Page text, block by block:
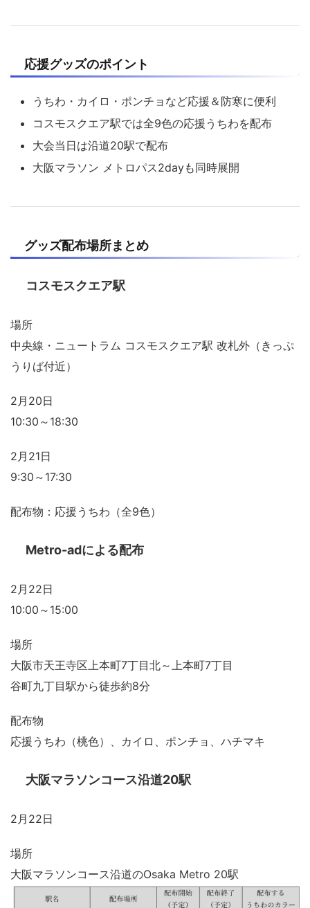
応援グッズのポイント
うちわ・カイロ・ポンチョなど応援＆防寒に便利
コスモスクエア駅では全9色の応援うちわを配布
大会当日は沿道20駅で配布
大阪マラソン メトロパス2dayも同時展開
グッズ配布場所まとめ
コスモスクエア駅
場所
中央線・ニュートラム コスモスクエア駅 改札外（きっぷ
うりば付近）
2月20日
10:30～18:30
2月21日
9:30～17:30
配布物：応援うちわ（全9色）
Metro-adによる配布
2月22日
10:00～15:00
場所
大阪市天王寺区上本町7丁目北～上本町7丁目
谷町九丁目駅から徒歩約8分
配布物
応援うちわ（桃色）、カイロ、ポンチョ、ハチマキ
大阪マラソンコース沿道20駅
2月22日
場所
大阪マラソンコース沿道のOsaka Metro 20駅